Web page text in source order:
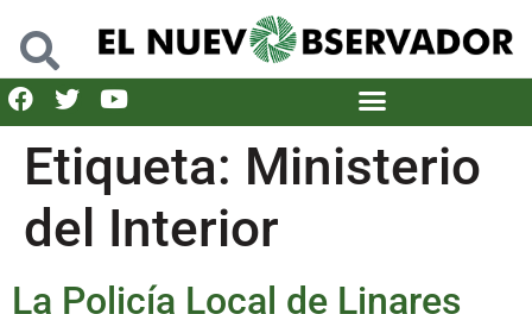
Etiqueta: Ministerio
del Interior
La Policía Local de Linares